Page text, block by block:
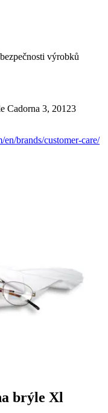
výrobků
Cadorna 3, 20123
brands/customer-care/
brýle Xl